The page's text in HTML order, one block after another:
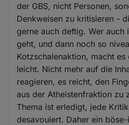
der GBS, nicht Personen,
Denkweisen zu kritisieren -
gerne auch deftig. Wer auch
geht, und dann noch so
Kotzschalenaktion, macht es
leicht. Nicht mehr auf die
reagieren, es reicht, den
aus der Atheistenfraktion zu
Thema ist erledigt, jede
desavouiert. Daher ein